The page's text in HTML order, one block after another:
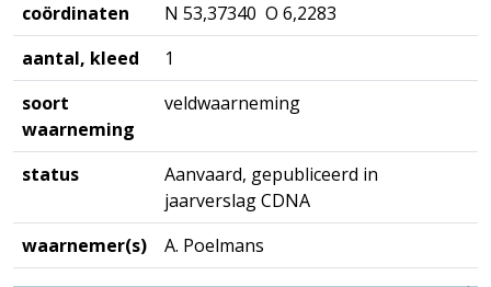
coördinaten
N 53,37340 O 6,2283
aantal, kleed
1
soort
waarneming
veldwaarneming
status
Aanvaard, gepubliceerd in
jaarverslag CDNA
waarnemer(s)
A. Poelmans